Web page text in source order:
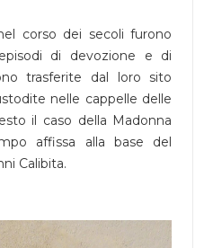
corso dei secoli furono
di devozione e di
trasferite dal loro sito
nelle cappelle delle
il caso della Madonna
affissa alla base del
Calibita.